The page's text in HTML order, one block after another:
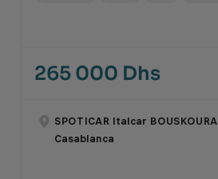
265 000 Dhs
SPOTICAR Italcar BOUSKOURA
Casablanca